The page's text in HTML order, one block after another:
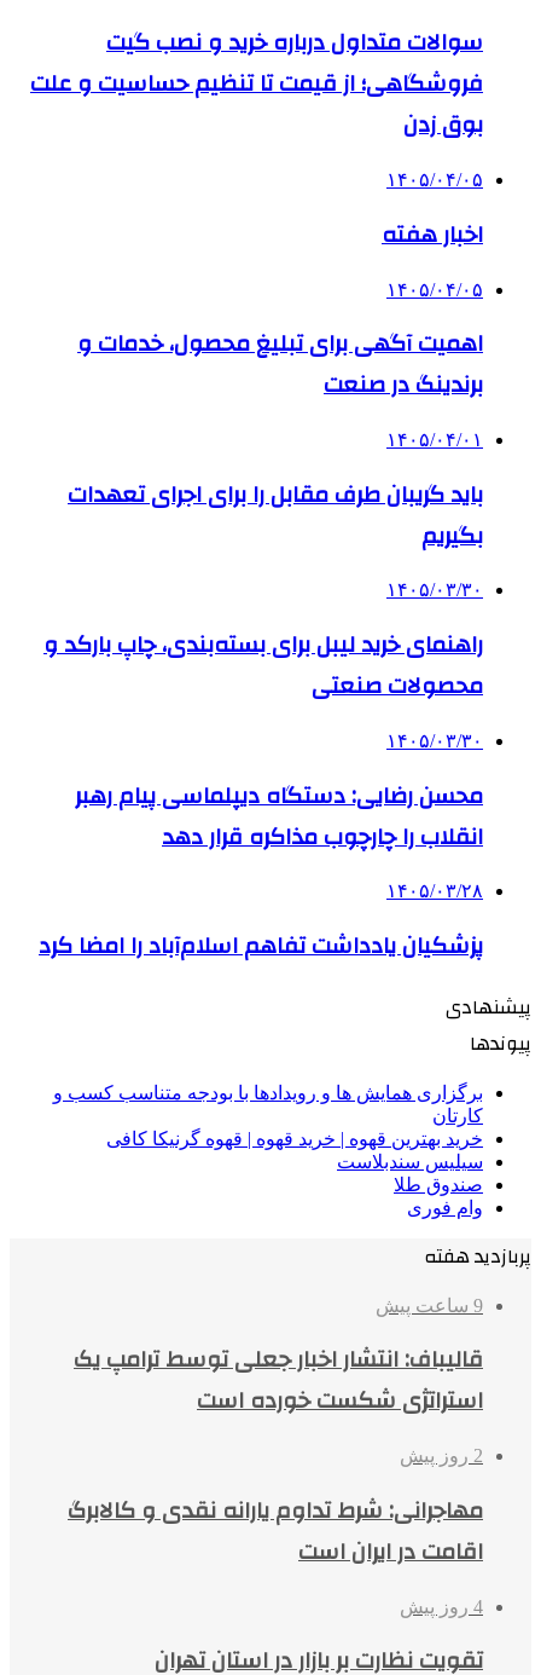
سوالات متداول درباره خرید و نصب گیت
فروشگاهی؛ از قیمت تا تنظیم حساسیت و علت
بوق زدن
۱۴۰۵/۰۴/۰۵
اخبار هفته
۱۴۰۵/۰۴/۰۵
اهمیت آگهی برای تبلیغ محصول، خدمات و
برندینگ در صنعت
۱۴۰۵/۰۴/۰۱
باید گریبان طرف مقابل را برای اجرای تعهدات
بگیریم
۱۴۰۵/۰۳/۳۰
راهنمای خرید لیبل برای بسته‌بندی، چاپ بارکد و
محصولات صنعتی
۱۴۰۵/۰۳/۳۰
محسن رضایی: دستگاه دیپلماسی پیام رهبر
انقلاب را چارچوب مذاکره قرار دهد
۱۴۰۵/۰۳/۲۸
پزشکیان یادداشت تفاهم اسلام‌آباد را امضا کرد
پیشنهادی
پیوندها
برگزاری همایش ها و رویدادها با بودجه متناسب کسب و
کارتان
خرید بهترین قهوه | خرید قهوه | قهوه گرنیکا کافی
سیلیس سندبلاست
صندوق طلا
وام فوری
پربازدید هفته
9 ساعت پیش
قالیباف: انتشار اخبار جعلی توسط ترامپ یک
استراتژی شکست خورده است
2 روز پیش
مهاجرانی: شرط تداوم یارانه نقدی و کالابرگ
اقامت در ایران است
4 روز پیش
تقویت نظارت بر بازار در استان تهران